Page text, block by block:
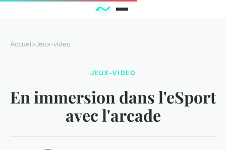
Accueil›Jeux-video
JEUX-VIDEO
En immersion dans l'eSport
avec l'arcade